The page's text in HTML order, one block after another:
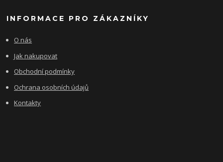
INFORMACE PRO ZÁKAZNÍKY
O nás
Jak nakupovat
Obchodní podmínky
Ochrana osobních údajů
Kontakty